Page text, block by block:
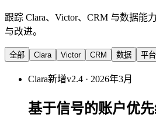
跟踪 Clara、Victor、CRM 与数据能
与改进。
全部 Clara Victor CRM 数据 平台
Clara新增v2.4 · 2026年3月
基于信号的账户优